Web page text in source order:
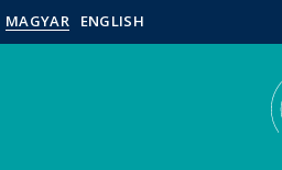
MAGYAR ENGLISH